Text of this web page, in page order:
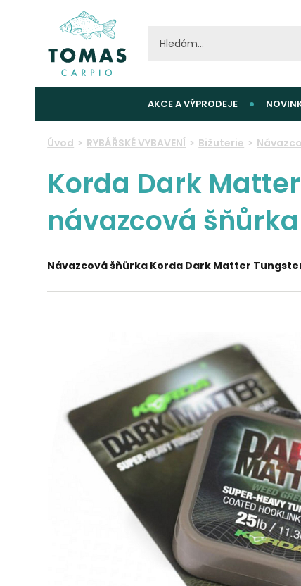
AKCE A VÝPRODEJE
Úvod RYBÁŘSKÉ VYBAVENÍ Bižuterie
Korda Dark
návazcová šňůrka
Návazcová šňůrka Korda Dark Matter